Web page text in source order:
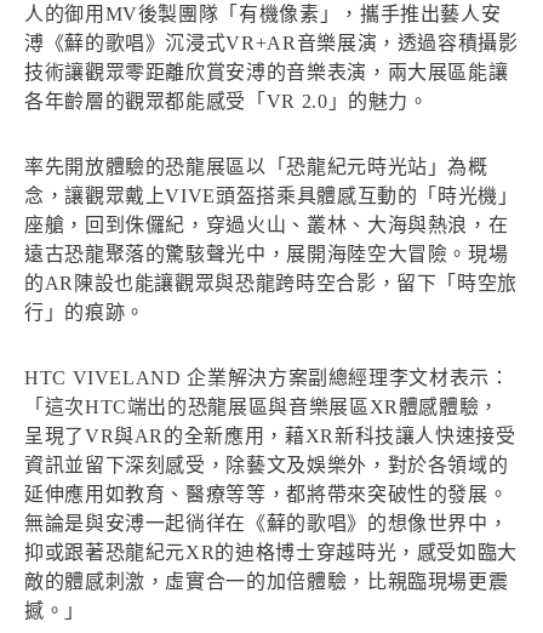
人的御用MV後製團隊「有機像素」，攜手推出藝人安
溥《蘚的歌唱》沉浸式VR+AR音樂展演，透過容積攝影
技術讓觀眾零距離欣賞安溥的音樂表演，兩大展區能讓
各年齡層的觀眾都能感受「VR 2.0」的魅力。
率先開放體驗的恐龍展區以「恐龍紀元時光站」為概
念，讓觀眾戴上VIVE頭盔搭乘具體感互動的「時光機」
座艙，回到侏儸紀，穿過火山、叢林、大海與熱浪，在
遠古恐龍聚落的驚駭聲光中，展開海陸空大冒險。現場
的AR陳設也能讓觀眾與恐龍跨時空合影，留下「時空旅
行」的痕跡。
HTC VIVELAND 企業解決方案副總經理李文材表示：
「這次HTC端出的恐龍展區與音樂展區XR體感體驗，
呈現了VR與AR的全新應用，藉XR新科技讓人快速接受
資訊並留下深刻感受，除藝文及娛樂外，對於各領域的
延伸應用如教育、醫療等等，都將帶來突破性的發展。
無論是與安溥一起徜徉在《蘚的歌唱》的想像世界中，
抑或跟著恐龍紀元XR的迪格博士穿越時光，感受如臨大
敵的體感刺激，虛實合一的加倍體驗，比親臨現場更震
撼。」